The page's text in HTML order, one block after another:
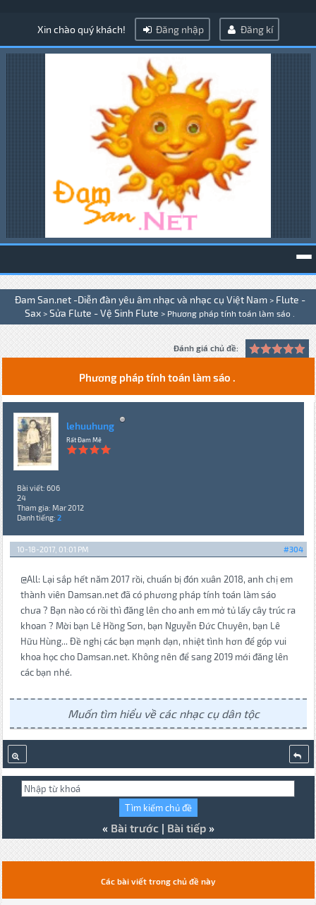
Xin chào quý khách! Đăng nhập Đăng kí
Đam San.net -Diễn đàn yêu âm nhạc và nhạc cụ Việt Nam > Flute -
Sax > Sửa Flute - Vệ Sinh Flute > Phương pháp tính toán làm sáo .
Đánh giá chủ đề:
Phương pháp tính toán làm sáo .
lehuuhung
Rất Đam Mê
Bài viết: 606
24
Tham gia: Mar 2012
Danh tiếng: 2
#304
10-18-2017, 01:01 PM
@All: Lại sắp hết năm 2017 rồi, chuẩn bị đón xuân 2018, anh chị em
thành viên Damsan.net đã có phương pháp tính toán làm sáo
chưa ? Bạn nào có rồi thì đăng lên cho anh em mở tủ lấy cây trúc ra
khoan ? Mời bạn Lê Hồng Sơn, bạn Nguyễn Đức Chuyên, bạn Lê
Hữu Hùng... Đề nghị các bạn mạnh dạn, nhiệt tình hơn để góp vui
khoa học cho Damsan.net. Không nên để sang 2019 mới đăng lên
các bạn nhé.
Muốn tìm hiểu về các nhạc cụ dân tộc
« Bài trước| Bài tiếp»
Các bài viết trong chủ đề này